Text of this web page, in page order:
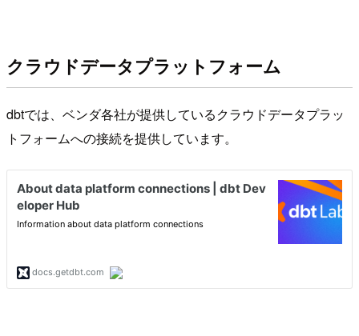
クラウドデータプラットフォーム
dbtでは、ベンダ各社が提供しているクラウドデータプラッ
トフォームへの接続を提供しています。